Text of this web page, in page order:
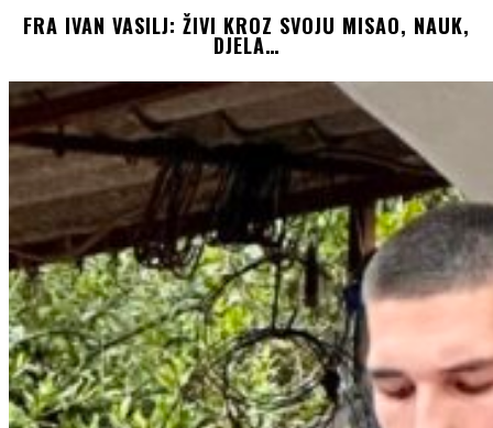
FRA IVAN VASILJ: ŽIVI KROZ SVOJU MISAO, NAUK,
DJELA…